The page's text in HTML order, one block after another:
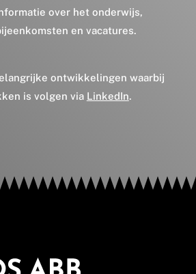
over het onderwijs,
en vacatures.
ontwikkelingen waarbij
is volgen via LinkedIn.